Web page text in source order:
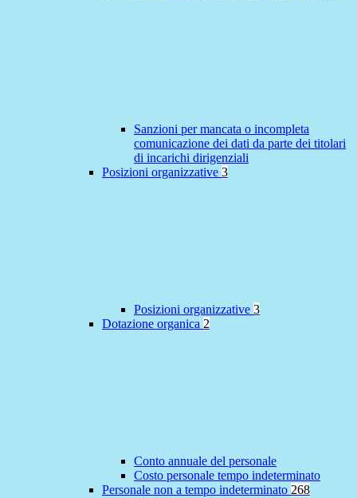
Sanzioni per mancata o incompleta
comunicazione dei dati da parte dei titolari
di incarichi dirigenziali
Posizioni organizzative 3
Posizioni organizzative 3
Dotazione organica 2
Conto annuale del personale
Costo personale tempo indeterminato
Personale non a tempo indeterminato 268